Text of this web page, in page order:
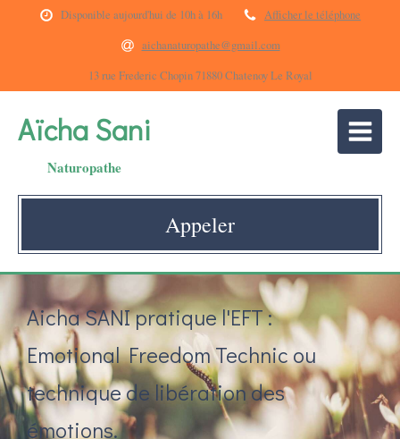
Disponible aujourd'hui de 10h à 16h
Afficher le téléphone
aichanaturopathe@gmail.com
13 rue Frederic Chopin 71880 Chatenoy Le Royal
Aïcha Sani
Naturopathe
Appeler
Aicha SANI pratique l'EFT :
Emotional Freedom Technic ou
technique de libération des
émotions.